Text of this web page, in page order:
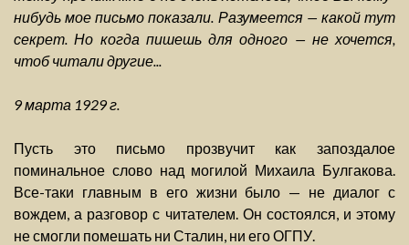
нибудь мое письмо показали. Разумеется — какой тут
секрет. Но когда пишешь для одного — не хочется,
чтоб читали другие...
9 марта 1929 г.
Пусть это письмо прозвучит как запоздалое
поминальное слово над могилой Михаила Булгакова.
Все-таки главным в его жизни было — не диалог с
вождем, а разговор с читателем. Он состоялся, и этому
не смогли помешать ни Сталин, ни его ОГПУ.